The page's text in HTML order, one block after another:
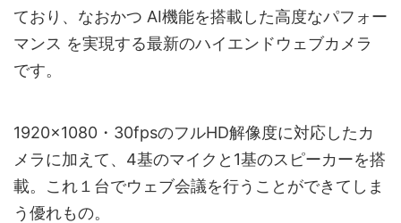
ており、なおかつ AI機能を搭載した高度なパフォー
マンス を実現する最新のハイエンドウェブカメラ
です。
1920×1080・30fpsのフルHD解像度に対応したカ
メラに加えて、4基のマイクと1基のスピーカーを搭
載。これ１台でウェブ会議を行うことができてしま
う優れもの。